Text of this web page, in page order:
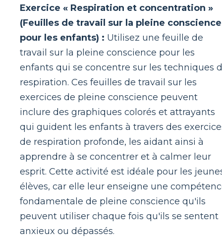
Exercice « Respiration et concentration »
(Feuilles de travail sur la pleine conscience
pour les enfants) : Utilisez une feuille de
travail sur la pleine conscience pour les
enfants qui se concentre sur les techniques
respiration. Ces feuilles de travail sur les
exercices de pleine conscience peuvent
inclure des graphiques colorés et attrayants
qui guident les enfants à travers des
de respiration profonde, les aidant ainsi à
apprendre à se concentrer et à calmer leur
esprit. Cette activité est idéale pour les
élèves, car elle leur enseigne une
fondamentale de pleine conscience qu'ils
peuvent utiliser chaque fois qu'ils se sentent
anxieux ou dépassés.